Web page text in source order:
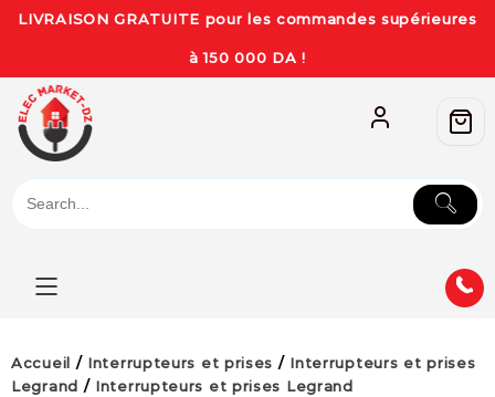
LIVRAISON GRATUITE pour les commandes supérieures
à 150 000 DA !
Accueil / Interrupteurs et prises / Interrupteurs et prises
Legrand / Interrupteurs et prises Legrand